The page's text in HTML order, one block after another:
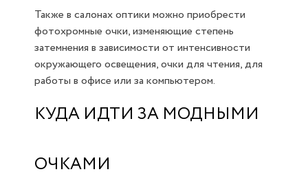
Также в салонах оптики можно приобрести
фотохромные очки, изменяющие степень
затемнения в зависимости от интенсивности
окружающего освещения, очки для чтения, для
работы в офисе или за компьютером.
КУДА ИДТИ ЗА МОДНЫМИ
ОЧКАМИ